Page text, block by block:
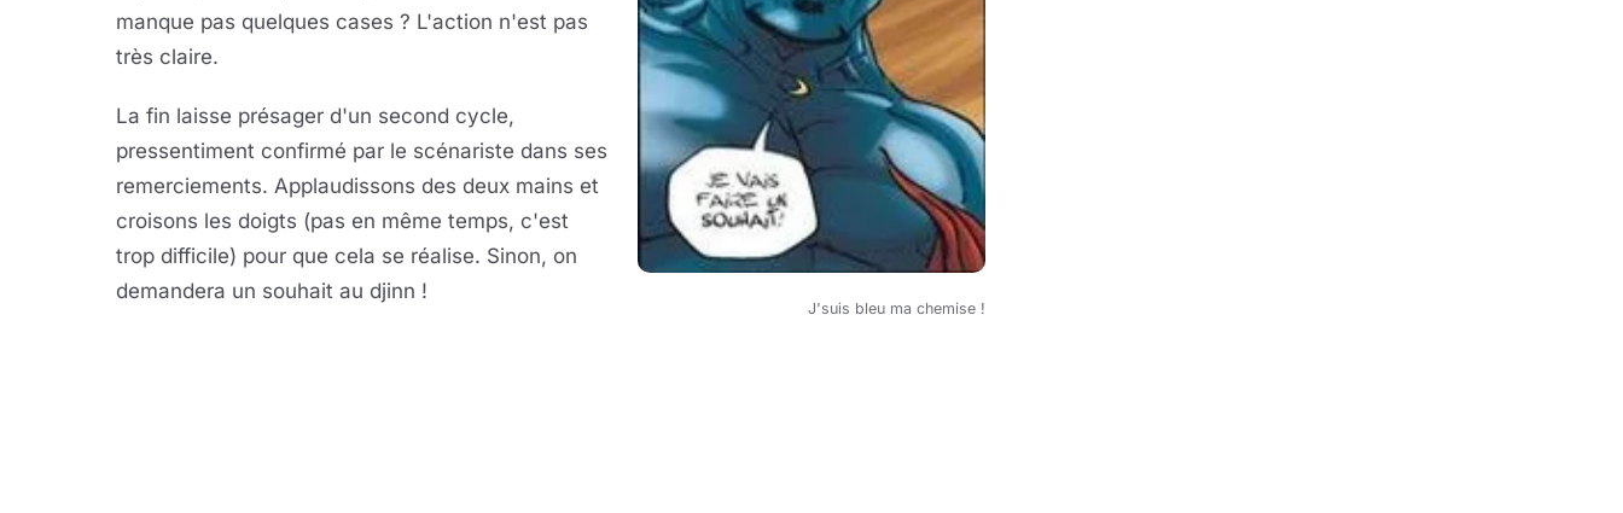
J'suis bleu ma chemise !
manque pas quelques cases ? L'action n'est pas
très claire.
La fin laisse présager d'un second cycle,
pressentiment confirmé par le scénariste dans ses
remerciements. Applaudissons des deux mains et
croisons les doigts (pas en même temps, c'est
trop difficile) pour que cela se réalise. Sinon, on
demandera un souhait au djinn !